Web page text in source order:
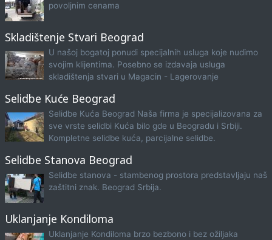
povoljnim cenama
Skladištenje Stvari Beograd
U našoj bogatoj ponudi specijalnih usluga koje nudimo
svojim klijentima. Posebno se izdavaja usluga
skladištenja stvari u Magacin - Lagerovanje
Selidbe Kuće Beograd
Selidbe Kuća Beograd Naša firma je specijalizovana za
sve vrste selidbi Kuća bilo gde u Beogradu i Srbiji.
Kompletne selidbe kuća, parcijalne selidbe.
Selidbe Stanova Beograd
Selidbe stanova - stambenog prostora predstavljaju naš
zaštitni znak. Beograd Srbija.
Uklanjanje Kondiloma
Uklanjanje Kondiloma brzo bezbono i bez ožiljaka